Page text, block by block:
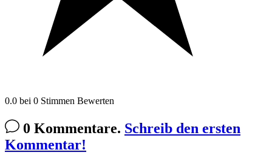
0.0 bei 0 Stimmen Bewerten
0 Kommentare. Schreib den ersten
Kommentar!